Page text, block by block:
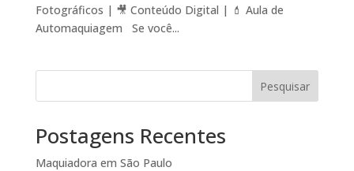
Fotográficos | 🎥 Conteúdo Digital | 💄 Aula de
Automaquiagem Se você...
Pesquisar
Postagens Recentes
Maquiadora em São Paulo